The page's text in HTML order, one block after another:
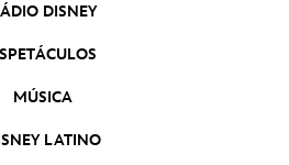
DISNEY
MÚSICA
LATINO